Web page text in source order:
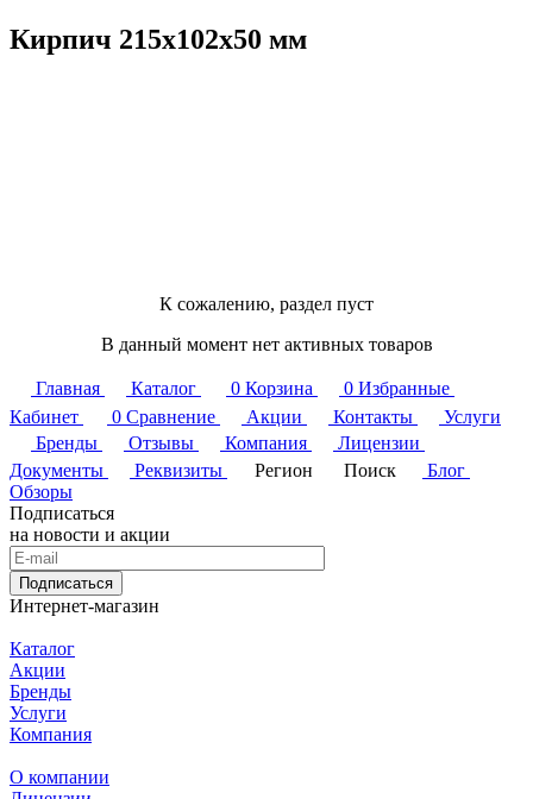
Кирпич 215х102х50 мм
К сожалению, раздел пуст
В данный момент нет активных товаров
Главная Каталог 0 Корзина 0 Избранные
Кабинет
0 Сравнение Акции Контакты
Услуги
Бренды
Отзывы Компания
Лицензии
Документы
Реквизиты Регион Поиск
Блог
Обзоры
Подписаться
на новости и акции
Подписаться
Интернет-магазин
Каталог
Акции
Бренды
Услуги
Компания
О компании